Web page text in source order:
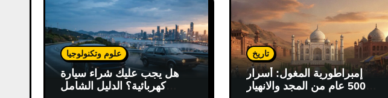
علوم وتكنولوجيا
هل يجب عليك شراء سيارة
كهربائية؟ الدليل الشامل
تاريخ
إمبراطورية المغول: أسرار
500 عام من المجد والانهيار